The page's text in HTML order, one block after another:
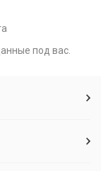
под вас.